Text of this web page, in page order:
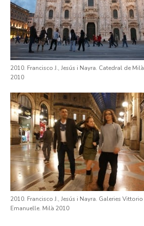
2010. Francisco J., Jesús i Nayra. Catedral de Milà
2010
2010. Francisco J., Jesús i Nayra. Galeries Vittorio
Emanuelle. Milà 2010